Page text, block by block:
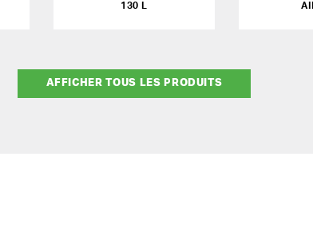
130 L
AFFICHER TOUS LES PRODUITS